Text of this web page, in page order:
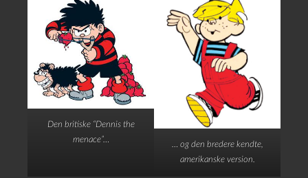
Den britiske “Dennis the
menace”…
… og den bredere kendte,
amerikanske version.